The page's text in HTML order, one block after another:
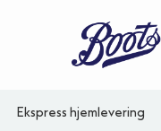
Ekspress hjemlevering